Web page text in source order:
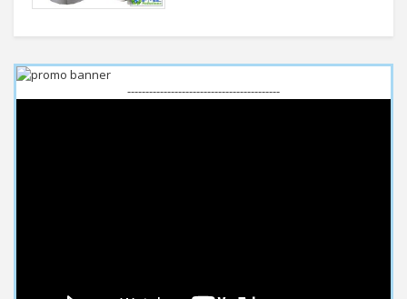
------------------------------------------